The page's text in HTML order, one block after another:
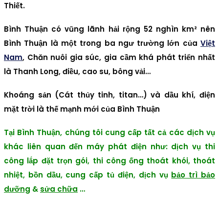
Thiết.
Bình Thuận có vũng lãnh hải rộng 52 nghìn km² nên
Bình Thuận là một trong ba ngư trường lớn của Việt
Nam, Chăn nuôi gia súc, gia cầm khá phát triển nhất
là Thanh Long, điều, cao su, bông vải…
Khoáng sản (Cát thủy tinh, titan…) và dầu khí, điện
mặt trời là thế mạnh mới của Bình Thuận
Tại Bình Thuận, chúng tôi cung cấp tất cả các dịch vụ
khác liên quan đến máy phát điện như: dịch vụ thi
công lắp đặt trọn gói, thi công ống thoát khói, thoát
nhiệt, bồn dầu, cung cấp tủ điện, dịch vụ bảo trì bảo
dưỡng &sửa chữa …